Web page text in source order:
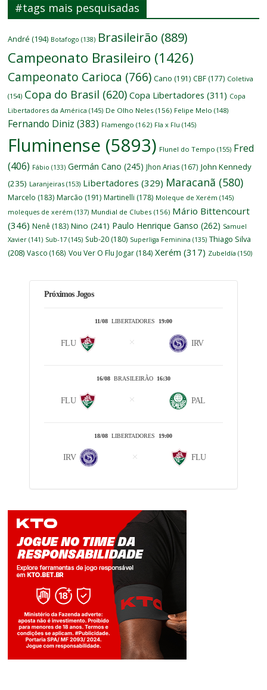
#tags mais pesquisadas
André (194) Botafogo (138) Brasileirão (889)
Campeonato Brasileiro (1426)
Campeonato Carioca (766) Cano (191) CBF (177) Coletiva
(154) Copa do Brasil (620) Copa Libertadores (311) Copa
Libertadores da América (145) De Olho Neles (156) Felipe Melo (148)
Fernando Diniz (383) Flamengo (162) Fla x Flu (145)
Fluminense (5893) Flunel do Tempo (155) Fred
(406) Fábio (133) Germán Cano (245) Jhon Arias (167) John Kennedy
(235) Laranjeiras (153) Libertadores (329) Maracanã (580)
Marcelo (183) Marcão (191) Martinelli (178) Moleque de Xerém (145)
moleques de xerém (137) Mundial de Clubes (156) Mário Bittencourt
(346) Nenê (183) Nino (241) Paulo Henrique Ganso (262) Samuel
Xavier (141) Sub-17 (145) Sub-20 (180) Superliga Feminina (135) Thiago Silva
(208) Vasco (168) Vou Ver O Flu Jogar (184) Xerém (317) Zubeldía (150)
Próximos Jogos
11/08LIBERTADORES 19:00
FLU IRV
16/08BRASILEIRÃO 16:30
FLU PAL
18/08 LIBERTADORES 19:00
IRV FLU